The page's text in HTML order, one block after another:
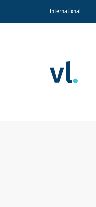
International